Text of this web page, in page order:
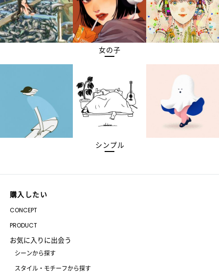
女の子
シンプル
購入したい
CONCEPT
PRODUCT
お気に入りに出会う
シーンから探す
スタイル・モチーフから探す